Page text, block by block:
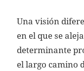
Una visión
en el que se
determinante
el largo camino